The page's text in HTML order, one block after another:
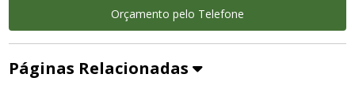
Orçamento pelo Telefone
Páginas Relacionadas